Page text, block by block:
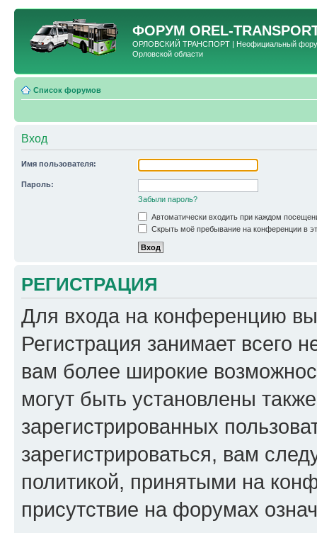
ФОРУМ OREL-
ОРЛОВСКИЙ ТРАНСПОРТ | Неофициальный форум
Орловской области
Список форумов
Вход
Имя пользователя:
Пароль:
Забыли пароль?
Автоматически входить при каждом
Скрыть моё пребывание на конференции в
РЕГИСТРАЦИЯ
Для входа на конференцию
Регистрация занимает всего
вам более широкие
могут быть установлены
зарегистрированных
зарегистрироваться, вам
политикой, принятыми на
присутствие на форумах